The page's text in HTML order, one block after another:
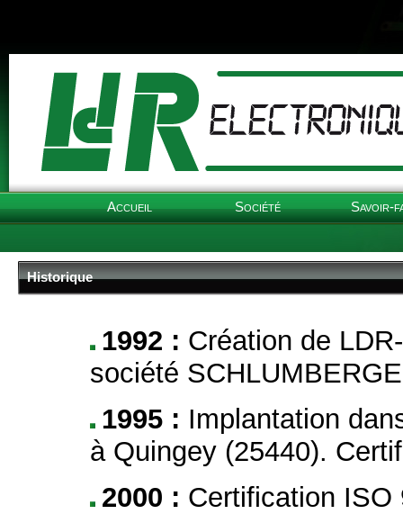
Accueil Société Savoir-
Historique
1992 : Création de
société
1995 : Implantation
à Quingey (25440).
2000 : Certification ISO